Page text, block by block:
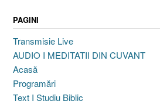
PAGINI
Transmisie Live
AUDIO I MEDITATII DIN CUVANT
Acasă
Programări
Text I Studiu Biblic